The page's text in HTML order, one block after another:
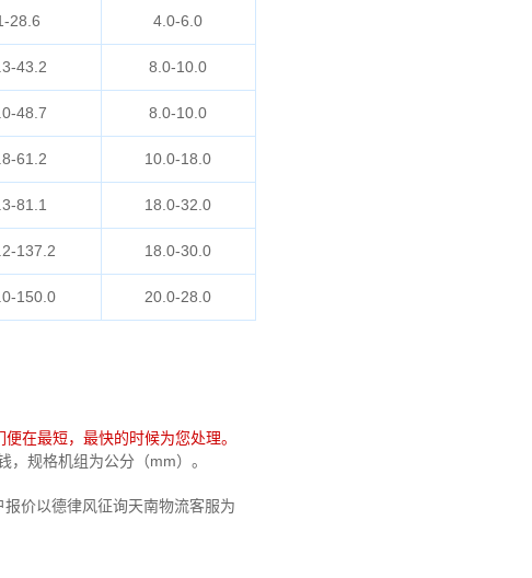
28.6 4.0-6.0
43.2 8.0-10.0
48.7 8.0-10.0
61.2 10.0-18.0
81.1 18.0-32.0
137.2 18.0-30.0
150.0 20.0-28.0
便在最短，最快的时候为您处理。
规格机组为公分（mm）。
价以德律风征询天南物流客服为